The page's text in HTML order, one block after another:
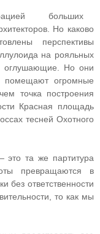
больших
Но каково
перспективы
на рояльных
оглушающие. Но они
помещают огромные
точка построения
Красная площадь
тесней Охотного
это та же партитура
превращаются в
без ответственности
то как мы